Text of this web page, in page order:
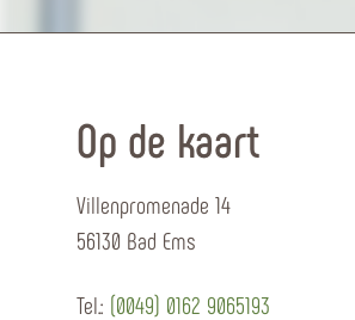
Op de kaart
Villenpromenade 14
56130 Bad Ems
Tel.: (0049) 0162 9065193